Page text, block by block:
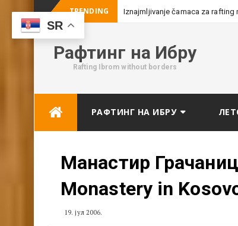
TRENDING Iznajmljivanje čamaca za rafting
Рафтинг на Ибру
Rafting Ibrom without borders
РАФТИНГ НА ИБРУ
Манастир
Monastery in
19. јул 2006.
SR